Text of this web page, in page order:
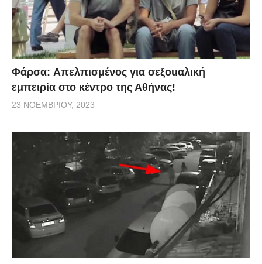
Φάρσα: Aπελπισμένος για σεξοuαλική
εμπειρία στο κέντρο της Αθήνας!
23 ΝΟΕΜΒΡΊΟΥ, 2023